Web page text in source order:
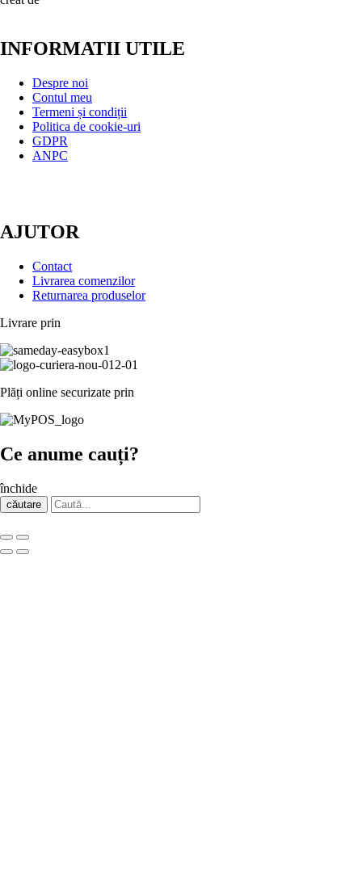
INFORMATII UTILE
Despre noi
Contul meu
Termeni și condiții
Politica de cookie-uri
GDPR
ANPC
AJUTOR
Contact
Livrarea comenzilor
Returnarea produselor
Livrare prin
Plăți online securizate prin
Ce anume cauți?
închide
căutare